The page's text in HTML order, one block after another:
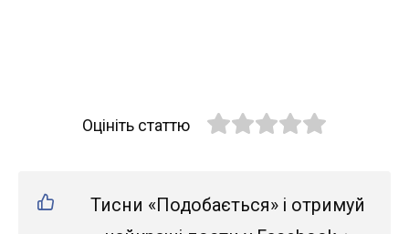
Оцініть статтю
Тисни «Подобається» і отримуй